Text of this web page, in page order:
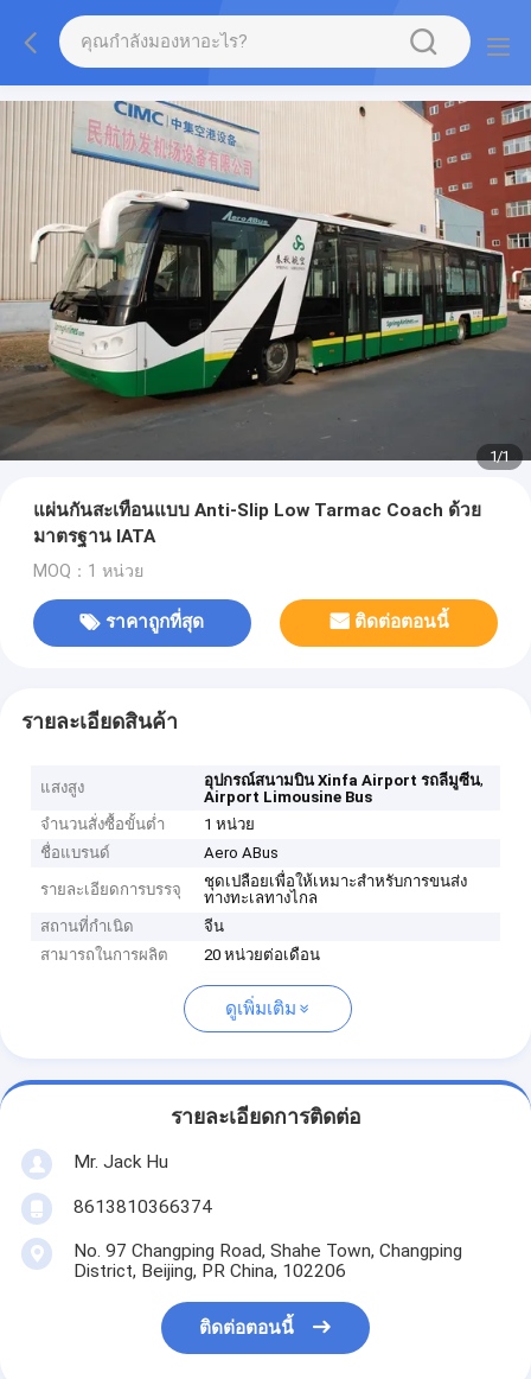
1/1
แผ่นกันสะเทือนแบบ Anti-Slip Low Tarmac Coach ด้วย
มาตรฐาน IATA
MOQ：1 หน่วย
ราคาถูกที่สุด ติดต่อตอนนี้
รายละเอียดสินค้า
แสงสูง อุปกรณ์สนามบิน Xinfa Airport รถลีมูซีน,
Airport Limousine Bus
จำนวนสั่งซื้อขั้นต่ำ
1 หน่วย
ชื่อแบรนด์
Aero ABus
รายละเอียดการบรรจุ
ชุดเปลือยเพื่อให้เหมาะสำหรับการขนส่ง
ทางทะเลทางไกล
สถานที่กำเนิด
จีน
สามารถในการผลิต
20 หน่วยต่อเดือน
ดูเพิ่มเติม
รายละเอียดการติดต่อ
Mr. Jack Hu
8613810366374
No. 97 Changping Road, Shahe Town, Changping
District, Beijing, PR China, 102206
ติดต่อตอนนี้